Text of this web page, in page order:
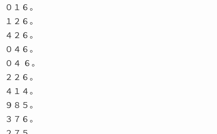
０１６。
１２６。
４２６。
０４６。
０４ ６。
２２６。
４１４。
９８５。
３７６。